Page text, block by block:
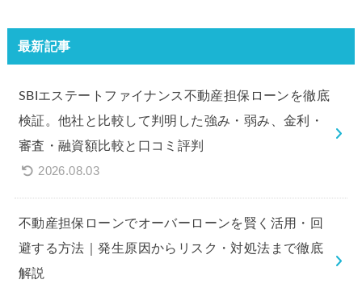
最新記事
SBIエステートファイナンス不動産担保ローンを徹底
検証。他社と比較して判明した強み・弱み、金利・
審査・融資額比較と口コミ評判
2026.08.03
不動産担保ローンでオーバーローンを賢く活用・回
避する方法｜発生原因からリスク・対処法まで徹底
解説